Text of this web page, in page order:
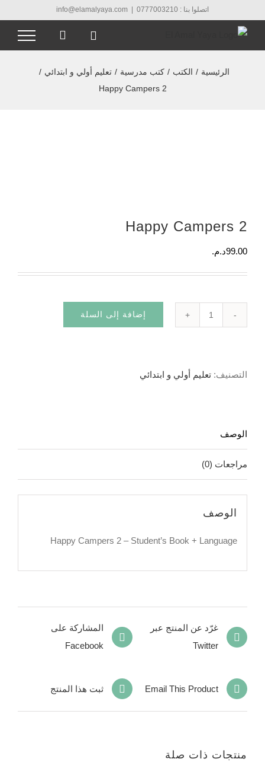
اتصلوا بنا : 0777003210 info@elamalyaya.com
الرئيسية / الكتب / كتب مدرسية / تعليم أولي و ابتدائي /
Happy Campers 2
Happy Campers 2
99.00د.م.
2
إضافة إلى السلة
التصنيف: تعليم أولي و ابتدائي
الوصف
مراجعات (0)
الوصف
Happy Campers 2 – Student’s Book + Language
المشاركة على
Facebook
غرّد عن المنتج عبر
Twitter
ثبت هذا المنتج Email This Product
منتجات ذات صلة